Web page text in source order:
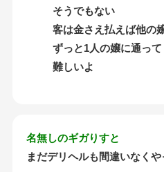
そうでもない
客は金さえ払えば他の
ずっと1人の嬢に通っ
難しいよ
名無しのギガりすと
まだデリヘルも間違いなく